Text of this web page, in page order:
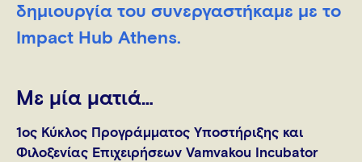
δημιουργία του συνεργαστήκαμε με το
Impact Hub Athens.
Με μία ματιά…
1ος Κύκλος Προγράμματος Υποστήριξης και
Φιλοξενίας Επιχειρήσεων Vamvakou Incubator